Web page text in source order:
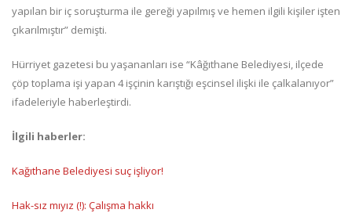
yapılan bir iç soruşturma ile gereği yapılmış ve hemen ilgili kişiler işten
çıkarılmıştır” demişti.
Hürriyet gazetesi bu yaşananları ise “Kâğıthane Belediyesi, ilçede
çöp toplama işi yapan 4 işçinin karıştığı eşcinsel ilişki ile çalkalanıyor”
ifadeleriyle haberleştirdi.
İlgili haberler:
Kağıthane Belediyesi suç işliyor!
Hak-sız mıyız (!): Çalışma hakkı